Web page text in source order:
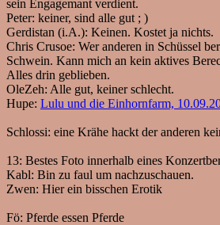
sein Engagemant verdient.
Peter: keiner, sind alle gut ; )
Gerdistan (i.A.): Keinen. Kostet ja nichts.
Chris Crusoe: Wer anderen in Schüssel
Schwein. Kann mich an kein aktives
Alles drin geblieben.
OleZeh: Alle gut, keiner schlecht.
Hupe: Lulu und die Einhornfarm,
Schlossi: eine Krähe hackt der anderen
13: Bestes Foto innerhalb eines
Kabl: Bin zu faul um nachzuschauen.
Zwen: Hier ein bisschen Erotik
Fö: Pferde essen Pferde